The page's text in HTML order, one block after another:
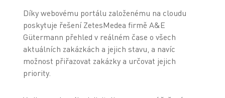
Díky webovému portálu založenému na cloudu
poskytuje řešení ZetesMedea firmě A&E
Gütermann přehled v reálném čase o všech
aktuálních zakázkách a jejich stavu, a navíc
možnost přiřazovat zakázky a určovat jejich
priority.